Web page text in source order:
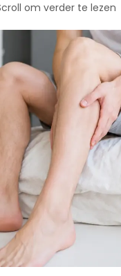
om verder te lezen